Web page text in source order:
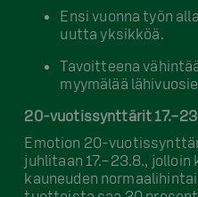
Ensi vuonna työn
uutta yksikköä.
Tavoitteena
myymälää
20-vuotissynttärit
Emotion 20-
juhlitaan 17.–23.8., jolloin
kauneuden